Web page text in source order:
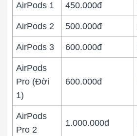
AirPods 1 450.000đ
AirPods 2 500.000đ
AirPods 3 600.000đ
AirPods
Pro (Đời
1)
600.000đ
AirPods
Pro 2
1.000.000đ